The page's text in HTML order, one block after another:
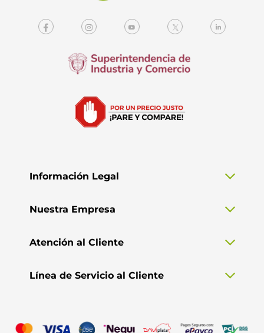
Información Legal
Nuestra Empresa
Atención al Cliente
Línea de Servicio al Cliente